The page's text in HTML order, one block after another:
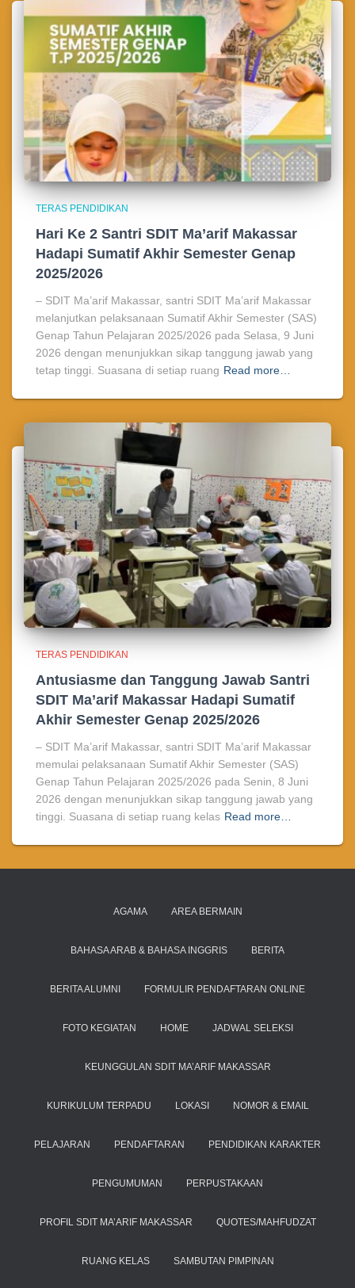
TERAS PENDIDIKAN
Hari Ke 2 Santri SDIT Ma’arif Makassar
Hadapi Sumatif Akhir Semester Genap
2025/2026
– SDIT Ma’arif Makassar, santri SDIT Ma’arif Makassar
melanjutkan pelaksanaan Sumatif Akhir Semester (SAS)
Genap Tahun Pelajaran 2025/2026 pada Selasa, 9 Juni
2026 dengan menunjukkan sikap tanggung jawab yang
tetap tinggi. Suasana di setiap ruang Read more…
TERAS PENDIDIKAN
Antusiasme dan Tanggung Jawab Santri
SDIT Ma’arif Makassar Hadapi Sumatif
Akhir Semester Genap 2025/2026
– SDIT Ma’arif Makassar, santri SDIT Ma’arif Makassar
memulai pelaksanaan Sumatif Akhir Semester (SAS)
Genap Tahun Pelajaran 2025/2026 pada Senin, 8 Juni
2026 dengan menunjukkan sikap tanggung jawab yang
tinggi. Suasana di setiap ruang kelas Read more…
AGAMA AREA BERMAIN
BAHASA ARAB & BAHASA INGGRIS BERITA
BERITA ALUMNI FORMULIR PENDAFTARAN ONLINE
FOTO KEGIATAN HOME JADWAL SELEKSI
KEUNGGULAN SDIT MA’ARIF MAKASSAR
KURIKULUM TERPADU LOKASI NOMOR & EMAIL
PELAJARAN PENDAFTARAN PENDIDIKAN KARAKTER
PENGUMUMAN PERPUSTAKAAN
PROFIL SDIT MA’ARIF MAKASSAR QUOTES/MAHFUDZAT
RUANG KELAS SAMBUTAN PIMPINAN